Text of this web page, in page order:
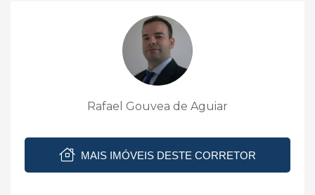
Rafael Gouvea de Aguiar
MAIS IMÓVEIS DESTE CORRETOR